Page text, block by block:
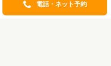
電話・ネット予約